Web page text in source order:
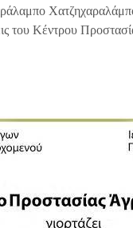
του Κέντρου